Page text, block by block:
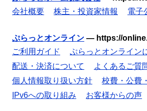
会社概要
株主・投資家情報 電子
ぷらっとオンライン — https://
ご利用ガイド
ぷらっとオンライン
配送・決済について
よくあるご質
個人情報取り扱い方針
校費・公費
IPv6への取り組み
お客様からの声